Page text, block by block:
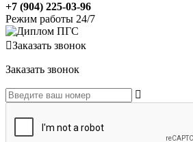
+7 (904) 225-03-96
Режим работы 24/7
Заказать звонок
Заказать звонок